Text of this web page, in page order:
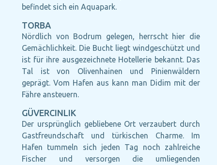
befindet sich ein Aquapark.
TORBA
Nördlich von Bodrum gelegen, herrscht hier die
Gemächlichkeit. Die Bucht liegt windgeschützt und
ist für ihre ausgezeichnete Hotellerie bekannt. Das
Tal ist von Olivenhainen und Pinienwäldern
geprägt. Vom Hafen aus kann man Didim mit der
Fähre ansteuern.
GÜVERCINLIK
Der ursprünglich gebliebene Ort verzaubert durch
Gastfreundschaft und türkischen Charme. Im
Hafen tummeln sich jeden Tag noch zahlreiche
Fischer und versorgen die umliegenden